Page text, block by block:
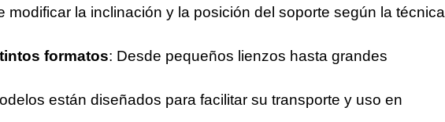
modificar la inclinación y la posición del soporte según la técnica
formatos: Desde pequeños lienzos hasta grandes
están diseñados para facilitar su transporte y uso en